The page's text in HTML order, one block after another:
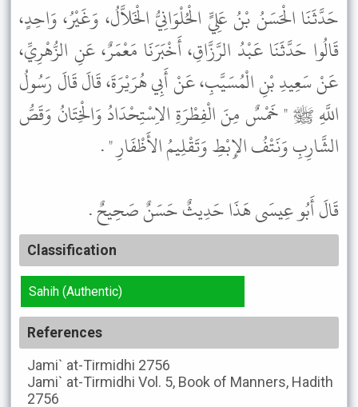
حَدَّثَنَا الْحَسَنُ بْنُ عَلِيٍّ الْحُلْوَانِيُّ الْخَلاَّلُ، وَغَيْرُ، وَاحِدٍ،
قَالُوا حَدَّثَنَا عَبْدُ الرَّزَّاقِ، أَخْبَرَنَا مَعْمَرٌ، عَنِ الزُّهْرِيِّ،
عَنْ سَعِيدِ بْنِ الْمُسَيَّبِ، عَنْ أَبِي هُرَيْرَةَ، قَالَ قَالَ رَسُولُ
اللَّهِ ﷺ " خَمْسٌ مِنَ الْفِطْرَةِ الاِسْتِحْدَادُ وَالْخِتَانُ وَقَصُّ
الشَّارِبِ وَنَتْفُ الإِبْطِ وَتَقْلِيمُ الأَظْفَارِ " .
قَالَ أَبُو عِيسَى هَذَا حَدِيثٌ حَسَنٌ صَحِيحٌ .
Classification
Sahih (Authentic)
References
Jami` at-Tirmidhi 2756
Jami` at-Tirmidhi Vol. 5, Book of Manners, Hadith
2756